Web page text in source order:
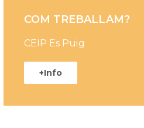
COM TREBALLAM?
CEIP Es Puig
+Info